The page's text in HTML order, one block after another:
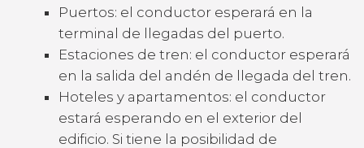
Puertos: el conductor esperará en la
terminal de llegadas del puerto.
Estaciones de tren: el conductor esperará
en la salida del andén de llegada del tren.
Hoteles y apartamentos: el conductor
estará esperando en el exterior del
edificio. Si tiene la posibilidad de